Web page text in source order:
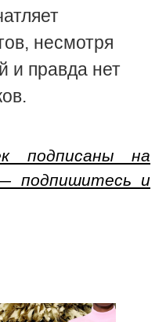
несмотря
и правда нет
подписаны на
подпишитесь и